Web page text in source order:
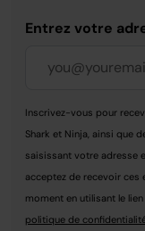
Entrez votre
Inscrivez-vous pour
Shark et Ninja, ainsi que
saisissant votre adresse
acceptez de recevoir ces
moment en utilisant le
politique de